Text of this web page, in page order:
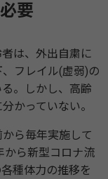
要
は、外出⾃粛に
フレイル(虚弱)の
。しかし、高齢
かっていない。
ら毎年実施して
から新型コロナ流
種体⼒の推移を